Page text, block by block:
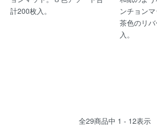
計200枚入。
ンチョン
茶色のリ
入。
全29商品中 1 - 12表示